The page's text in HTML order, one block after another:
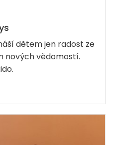
dětem jen radost ze
nových vědomostí.